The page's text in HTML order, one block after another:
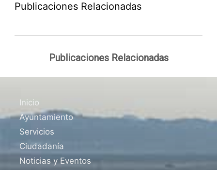
Publicaciones Relacionadas
Publicaciones Relacionadas
Inicio
Ayuntamiento
Servicios
Ciudadanía
Noticias y Eventos